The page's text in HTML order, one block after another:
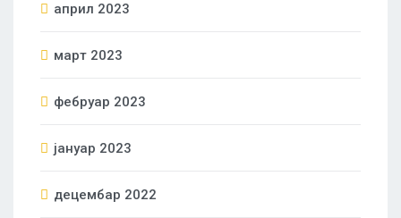
април 2023
март 2023
фебруар 2023
јануар 2023
децембар 2022